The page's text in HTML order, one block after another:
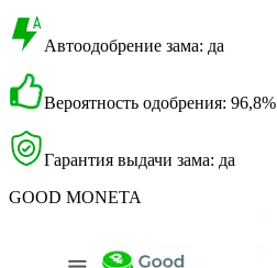
Автоодобрение зама: да
Вероятность одобрения: 96,8%
Гарантия выдачи зама: да
GOOD MONETA